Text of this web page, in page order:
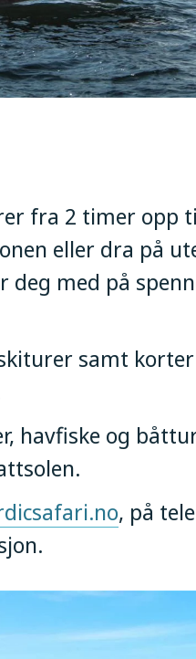
fra 2 timer opp
eller dra på
med på
samt
havfiske og
, på